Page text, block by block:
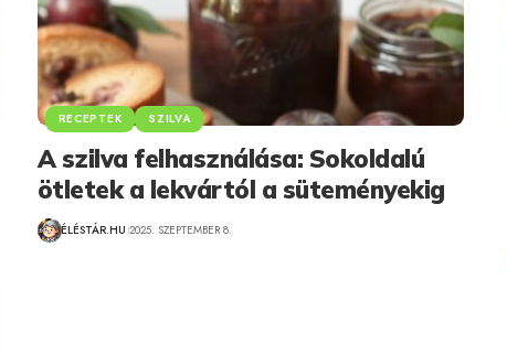
RECEPTEK SZILVA
A szilva felhasználása: Sokoldalú
ötletek a lekvártól a süteményekig
ÉLÉSTÁR.HU 2025. SZEPTEMBER 8.